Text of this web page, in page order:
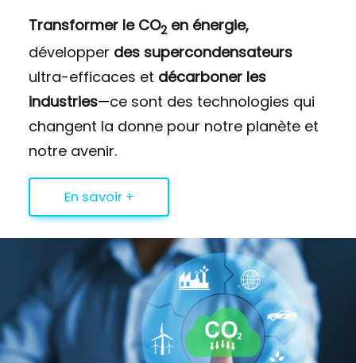
Transformer le CO2 en énergie,
développer des supercondensateurs
ultra-efficaces et décarboner les
industries—ce sont des technologies qui
changent la donne pour notre planète et
notre avenir.
En savoir +